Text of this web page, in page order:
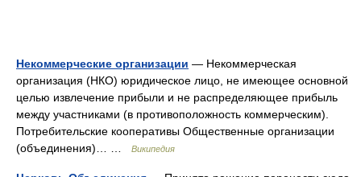
Некоммерческие организации — Некоммерческая
организация (НКО) юридическое лицо, не имеющее основной
целью извлечение прибыли и не распределяющее прибыль
между участниками (в противоположность коммерческим).
Потребительские кооперативы Общественные организации
(объединения)… …
Википедия